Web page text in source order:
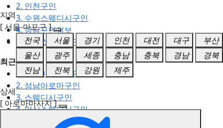
2. 인천구인
3. 수원스웨디시구인
4. 강남구인정보
5. 동탄스웨디시구인
최근검색어
1. 일산마사지구인
2. 성남아로마구인
3. 스웨디시구인
4. 안산스웨디시구인
5. 아로마구인
지역
[ 서울-마포구 ]
전국
서울 경기 인천 대전 대구
부산
울산
광주 세종 충남 충북 경남
경북
전남
전북 강원
제주
상세
[ 아로마마사지 ]